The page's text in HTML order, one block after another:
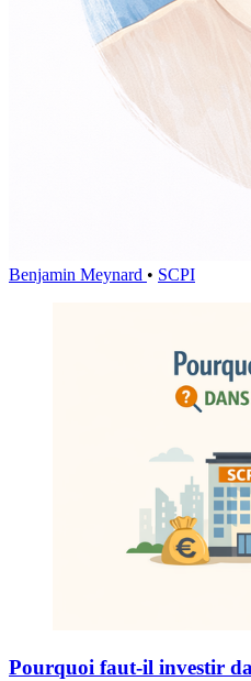
Benjamin Meynard • SCPI
Pourquoi faut-il investir